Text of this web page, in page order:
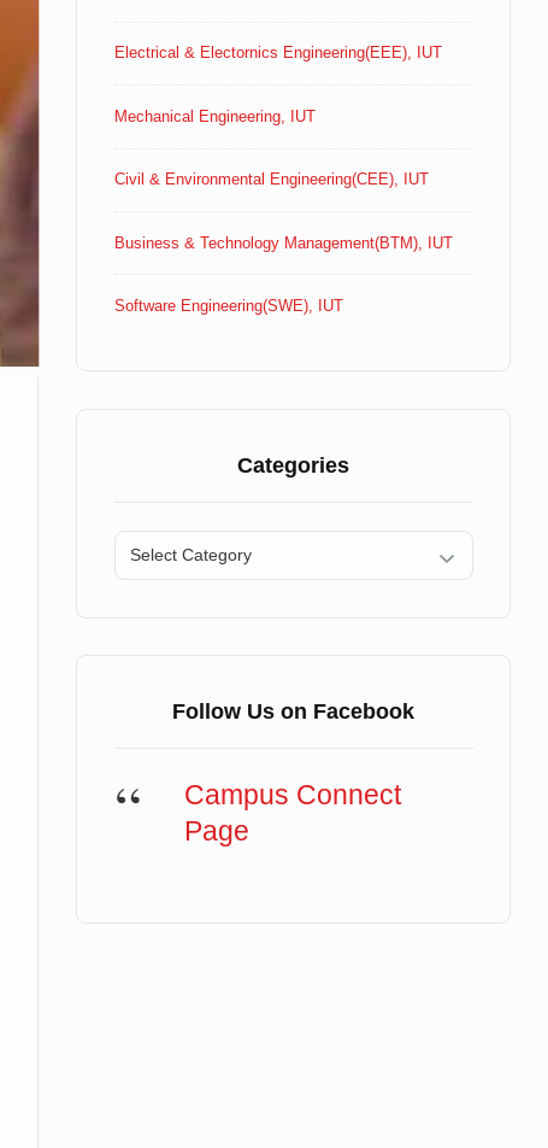
Electrical & Electornics Engineering(EEE), IUT
Mechanical Engineering, IUT
Civil & Environmental Engineering(CEE), IUT
Business & Technology Management(BTM), IUT
Software Engineering(SWE), IUT
Categories
Categories
Follow Us on Facebook
Campus Connect
Page